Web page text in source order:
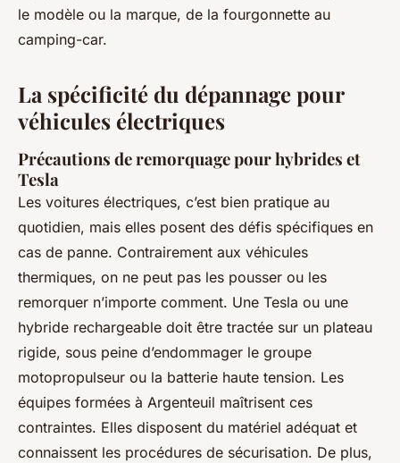
le modèle ou la marque, de la fourgonnette au
camping-car.
La spécificité du dépannage pour
véhicules électriques
Précautions de remorquage pour hybrides et
Tesla
Les voitures électriques, c’est bien pratique au
quotidien, mais elles posent des défis spécifiques en
cas de panne. Contrairement aux véhicules
thermiques, on ne peut pas les pousser ou les
remorquer n’importe comment. Une Tesla ou une
hybride rechargeable doit être tractée sur un plateau
rigide, sous peine d’endommager le groupe
motopropulseur ou la batterie haute tension. Les
équipes formées à Argenteuil maîtrisent ces
contraintes. Elles disposent du matériel adéquat et
connaissent les procédures de sécurisation. De plus,